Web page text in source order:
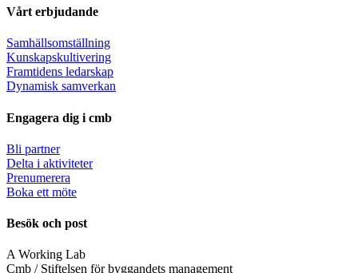
Vårt erbjudande
Samhällsomställning
Kunskapskultivering
Framtidens ledarskap
Dynamisk samverkan
Engagera dig i cmb
Bli partner
Delta i aktiviteter
Prenumerera
Boka ett möte
Besök och post
A Working Lab
Cmb / Stiftelsen för byggandets management